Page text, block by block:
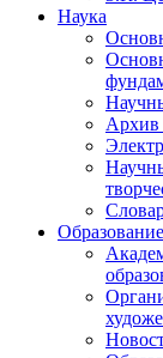
Наука
Архив
Образование